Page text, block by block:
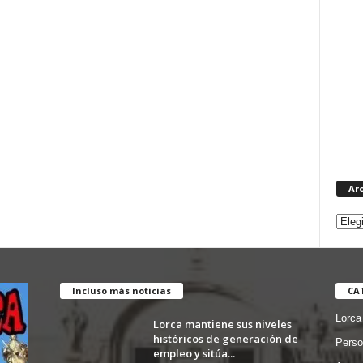
Incluso más noticias
Lorca mantiene sus niveles
históricos de generación de
empleo y sitúa...
Lorca